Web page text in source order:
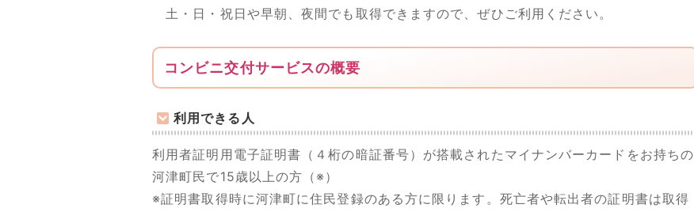
土・日・祝日や早朝、夜間でも取得できますので、ぜひご利用ください。
コンビニ交付サービスの概要
利用できる人
利用者証明用電子証明書（４桁の暗証番号）が搭載されたマイナンバーカードをお持ちの
河津町民で15歳以上の方（※）
※証明書取得時に河津町に住民登録のある方に限ります。死亡者や転出者の証明書は取得